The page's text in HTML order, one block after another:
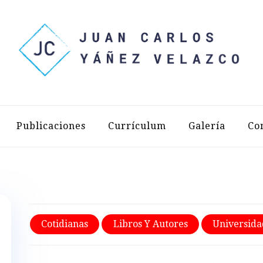
YÁÑEZ
Publicaciones Currículum Galería
Cotidianas Libros Y Autores